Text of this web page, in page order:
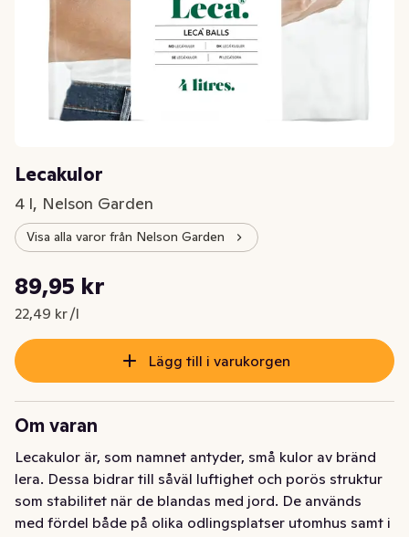
Lecakulor
4 l, Nelson Garden
Visa alla varor från Nelson Garden
Nuvarande pris är: 89,95 kr
89,95 kr
22,49 kr /l
Styckpris: 22,49 kr /l
Lägg till i varukorgen
Om varan
Lecakulor är, som namnet antyder, små kulor av bränd
lera. Dessa bidrar till såväl luftighet och porös struktur
som stabilitet när de blandas med jord. De används
med fördel både på olika odlingsplatser utomhus samt i